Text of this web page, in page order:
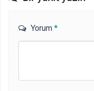
Yorum *